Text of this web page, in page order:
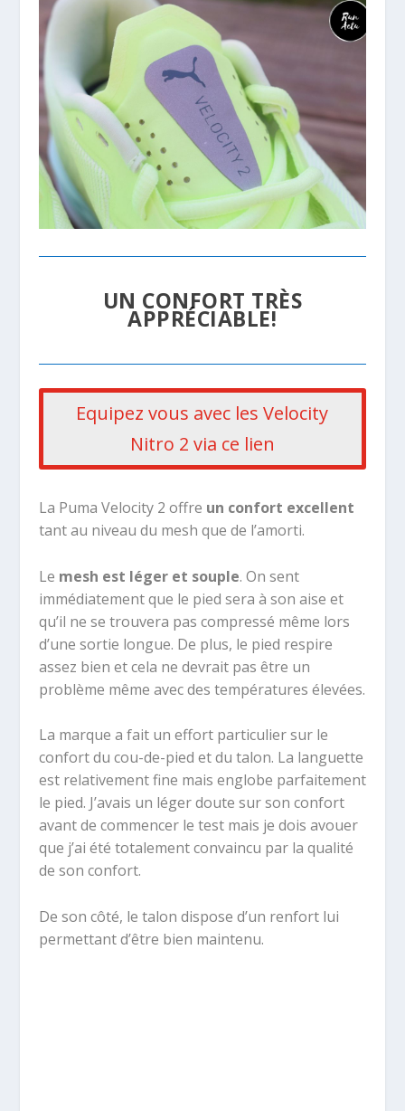
UN CONFORT TRÈS
APPRÉCIABLE!
Equipez vous avec les Velocity
Nitro 2 via ce lien
La Puma Velocity 2 offre un confort excellent
tant au niveau du mesh que de l’amorti.
Le mesh est léger et souple. On sent
immédiatement que le pied sera à son aise et
qu’il ne se trouvera pas compressé même lors
d’une sortie longue. De plus, le pied respire
assez bien et cela ne devrait pas être un
problème même avec des températures élevées.
La marque a fait un effort particulier sur le
confort du cou-de-pied et du talon. La languette
est relativement fine mais englobe parfaitement
le pied. J’avais un léger doute sur son confort
avant de commencer le test mais je dois avouer
que j’ai été totalement convaincu par la qualité
de son confort.
De son côté, le talon dispose d’un renfort lui
permettant d’être bien maintenu.